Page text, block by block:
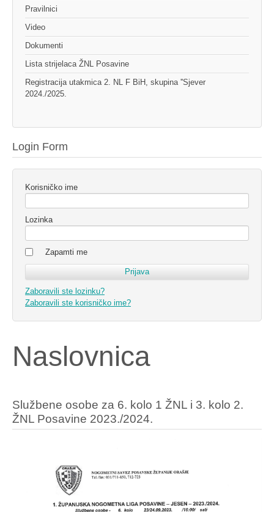
Pravilnici
Video
Dokumenti
Lista strijelaca ŽNL Posavine
Registracija utakmica 2. NL F BiH, skupina ''Sjever
2024./2025.
Login Form
Korisničko ime
Lozinka
Zapamti me
Zaboravili ste lozinku?
Zaboravili ste korisničko ime?
Naslovnica
Službene osobe za 6. kolo 1 ŽNL i 3. kolo 2.
ŽNL Posavine 2023./2024.